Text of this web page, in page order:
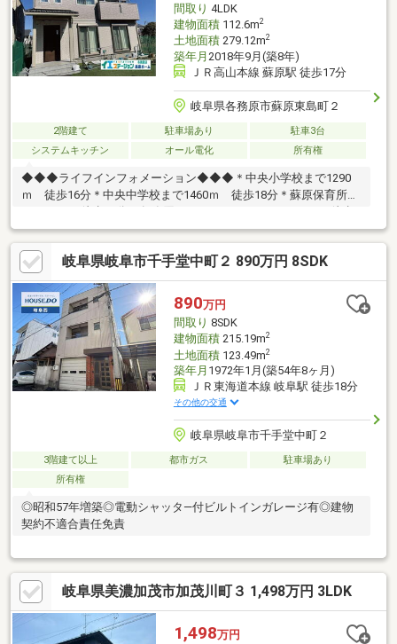
間取り 4LDK
建物面積112.6m2
土地面積279.12m2
築年月 2018年9月(築8年)
ＪＲ高山本線 蘇原駅 徒歩17分
岐阜県各務原市蘇原東島町２
2階建て 駐車場あり
駐車3台
システムキッチン
オール電化 所有権
◆◆◆ライフインフォメーション◆◆◆＊中央小学校まで1290
ｍ 徒歩16分＊中央中学校まで1460ｍ 徒歩18分＊蘇原保育所ま
で1040ｍ 徒歩13分＊各務原そはらクリニックまで480ｍ 徒歩6
分＊東海中央病院まで630ｍ 徒歩8分＊ファミリーマートまで
540ｍ 徒歩8分＊タチヤまで650ｍ 徒歩8分＊東濃信用金庫まで
950ｍ 徒歩12分＊蘇原郵便局まで1200ｍ 徒歩15分不動産に関
すること、お気軽にご相談ください！＼当店の経験豊富な宅建士
やファイナンシャルプランナーが無料で承ります／各務原市内販
売実績20年以上！未来ホームまでお気軽にお問い合わせください
ませ。
岐阜県岐阜市千手堂中町２ 890万円 8SDK
890万円
間取り 8SDK
建物面積215.19m2
土地面積123.49m2
築年月 1972年1月(築54年8ヶ月)
ＪＲ東海道本線 岐阜駅 徒歩18分
その他の交通
岐阜県岐阜市千手堂中町２
3階建て以上 都市ガス
駐車場あり
所有権
◎昭和57年増築◎電動シャッタ―付ビルトインガレージ有◎建物
契約不適合責任免責
岐阜県美濃加茂市加茂川町３ 1,498万円 3LDK
1,498万円